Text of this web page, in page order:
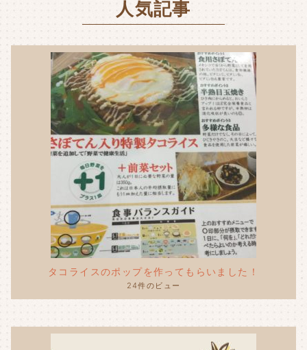
人気記事
タコライスのポップを作ってもらいました！
24件のビュー